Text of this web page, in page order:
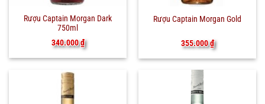
Rượu Captain Morgan Dark
750ml
340.000₫
Rượu Captain Morgan Gold
355.000₫